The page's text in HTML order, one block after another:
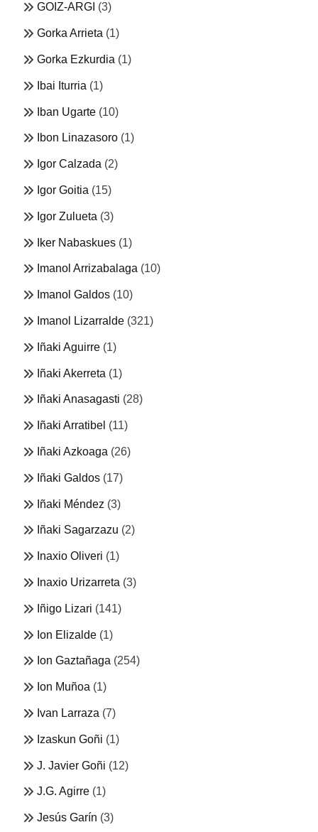
GOIZ-ARGI (3)
Gorka Arrieta (1)
Gorka Ezkurdia (1)
Ibai Iturria (1)
Iban Ugarte (10)
Ibon Linazasoro (1)
Igor Calzada (2)
Igor Goitia (15)
Igor Zulueta (3)
Iker Nabaskues (1)
Imanol Arrizabalaga (10)
Imanol Galdos (10)
Imanol Lizarralde (321)
Iñaki Aguirre (1)
Iñaki Akerreta (1)
Iñaki Anasagasti (28)
Iñaki Arratibel (11)
Iñaki Azkoaga (26)
Iñaki Galdos (17)
Iñaki Méndez (3)
Iñaki Sagarzazu (2)
Inaxio Oliveri (1)
Inaxio Urizarreta (3)
Iñigo Lizari (141)
Ion Elizalde (1)
Ion Gaztañaga (254)
Ion Muñoa (1)
Ivan Larraza (7)
Izaskun Goñi (1)
J. Javier Goñi (12)
J.G. Agirre (1)
Jesús Garín (3)